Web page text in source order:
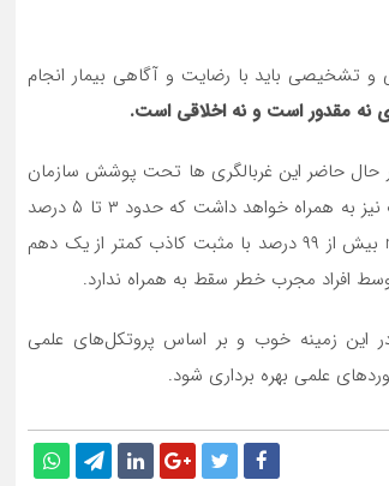
و تشخیصی باید با رضایت و آگاهی بیمار انجام
نه مقدور است و نه اخلاقی است.
حاضر این غربالگری ها تحت پوشش سازمان
های بیمه گر هستند. غربالگری تست تشخیصی نیست. لذا مثبت کاذب نیز به همراه خواهد داشت که حدود ۳ تا ۵ درصد
برای روش کومباین با قدرت تشخیخی ۹۵ درصد و برای روش جدید nipt بیش از ۹۹ درصد با مثبت کاذب کمتر از یک دهم
مجرب خطر سقط به همراه ندارد.
این زمینه خوب و بر اساس پروتکل‌های علمی
علمی بهره برداری شود.